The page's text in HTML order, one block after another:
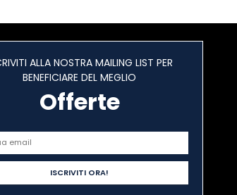
ALLA NOSTRA MAILING LIST PER
BENEFICIARE DEL MEGLIO
Offerte